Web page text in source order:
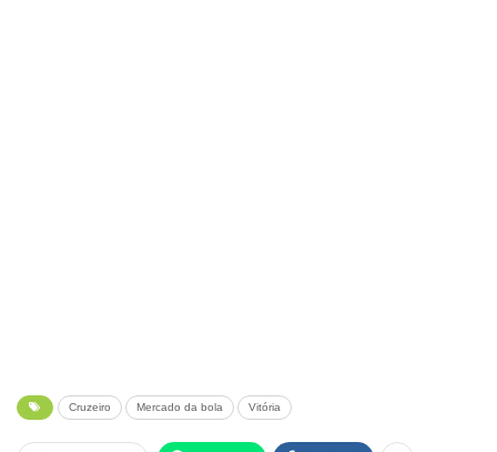
Cruzeiro Mercado da bola Vitória